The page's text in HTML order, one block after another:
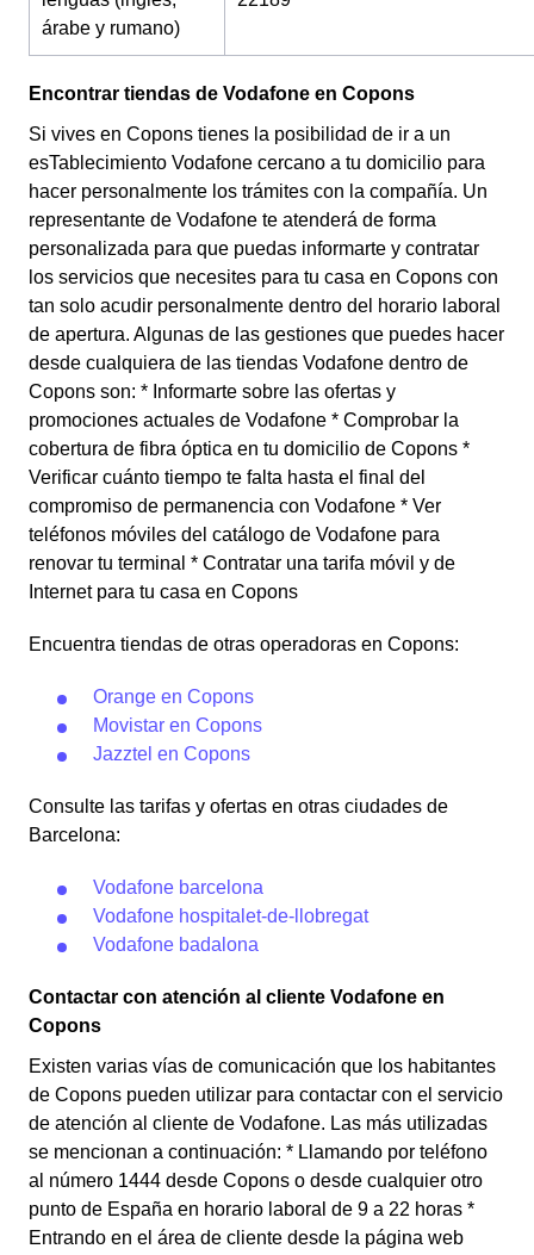
árabe y rumano)
Encontrar tiendas de Vodafone en Copons
Si vives en Copons tienes la posibilidad de ir a un
esTablecimiento Vodafone cercano a tu domicilio para
hacer personalmente los trámites con la compañía. Un
representante de Vodafone te atenderá de forma
personalizada para que puedas informarte y contratar
los servicios que necesites para tu casa en Copons con
tan solo acudir personalmente dentro del horario laboral
de apertura. Algunas de las gestiones que puedes hacer
desde cualquiera de las tiendas Vodafone dentro de
Copons son: * Informarte sobre las ofertas y
promociones actuales de Vodafone * Comprobar la
cobertura de fibra óptica en tu domicilio de Copons *
Verificar cuánto tiempo te falta hasta el final del
compromiso de permanencia con Vodafone * Ver
teléfonos móviles del catálogo de Vodafone para
renovar tu terminal * Contratar una tarifa móvil y de
Internet para tu casa en Copons
Encuentra tiendas de otras operadoras en Copons:
Orange en Copons
Movistar en Copons
Jazztel en Copons
Consulte las tarifas y ofertas en otras ciudades de
Barcelona:
Vodafone barcelona
Vodafone hospitalet-de-llobregat
Vodafone badalona
Contactar con atención al cliente Vodafone en
Copons
Existen varias vías de comunicación que los habitantes
de Copons pueden utilizar para contactar con el servicio
de atención al cliente de Vodafone. Las más utilizadas
se mencionan a continuación: * Llamando por teléfono
al número 1444 desde Copons o desde cualquier otro
punto de España en horario laboral de 9 a 22 horas *
Entrando en el área de cliente desde la página web